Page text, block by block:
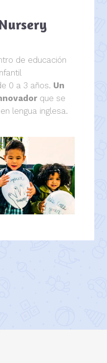
de educación
0 a 3 años. Un
que se
lengua inglesa.